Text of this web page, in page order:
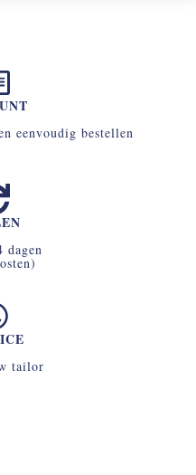
eenvoudig bestellen
dagen
tailor